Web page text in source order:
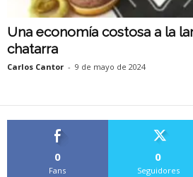
Una economía costosa a la
chatarra
Carlos Cantor - 9 de mayo de 2024
0
Fans
0
Seguidores